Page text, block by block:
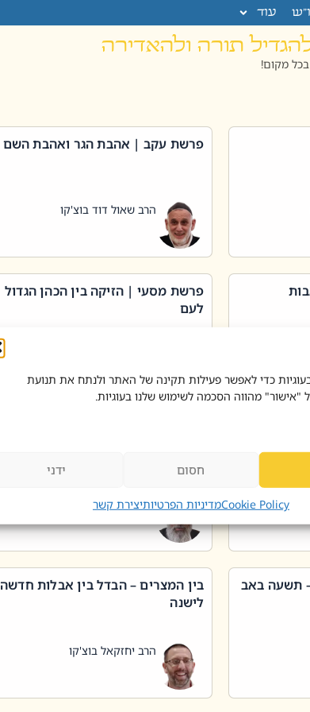
כדי לאפשר פעילות תקינה של האתר ולנתח את תנועת
"אישור" מהווה הסכמה לשימוש שלנו בעוגיות.
חסום ידני
Cookie Policyמדיניות הפרטיותיצירת קשר
עוד
תורה ולהאדירה
מקום!
פרשת עקב | אהבת הגר ואהבת השם
הרב שאול דוד בוצ'קו
פרשת מסעי | הזיקה בין הכהן הגדול
לעם
בשבת –
הרב יאיר בידני
תשעה באב
בין המצרים – הבדל בין אבלות חדשה
לישנה
הרב יחזקאל בוצ'קו